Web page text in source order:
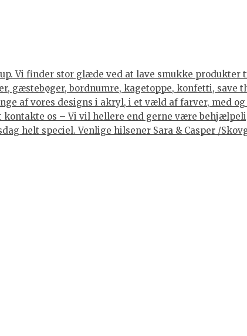
Vi finder stor glæde ved at lave smukke
gæstebøger, bordnumre, kagetoppe, konfetti, save
af vores designs i akryl, i et væld af farver, med
kontakte os – Vi vil hellere end gerne være
helt speciel. Venlige hilsener Sara & Casper /